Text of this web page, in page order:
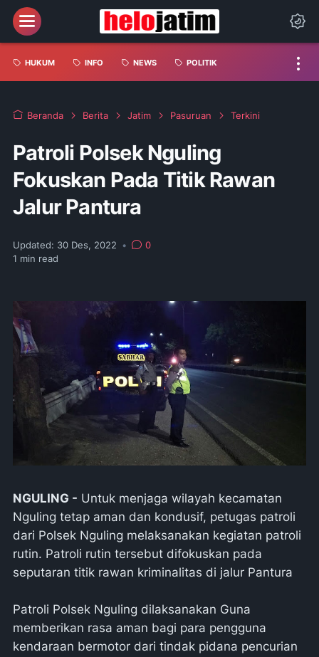
HUKUM INFO NEWS POLITIK
Beranda Berita Jatim Pasuruan Terkini
Patroli Polsek Nguling
Fokuskan Pada Titik Rawan
Jalur Pantura
Updated: 30 Des, 2022 •
0
1 min read
NGULING - Untuk menjaga wilayah kecamatan
Nguling tetap aman dan kondusif, petugas patroli
dari Polsek Nguling melaksanakan kegiatan patroli
rutin. Patroli rutin tersebut difokuskan pada
seputaran titik rawan kriminalitas di jalur Pantura
Patroli Polsek Nguling dilaksanakan Guna
memberikan rasa aman bagi para pengguna
kendaraan bermotor dari tindak pidana pencurian